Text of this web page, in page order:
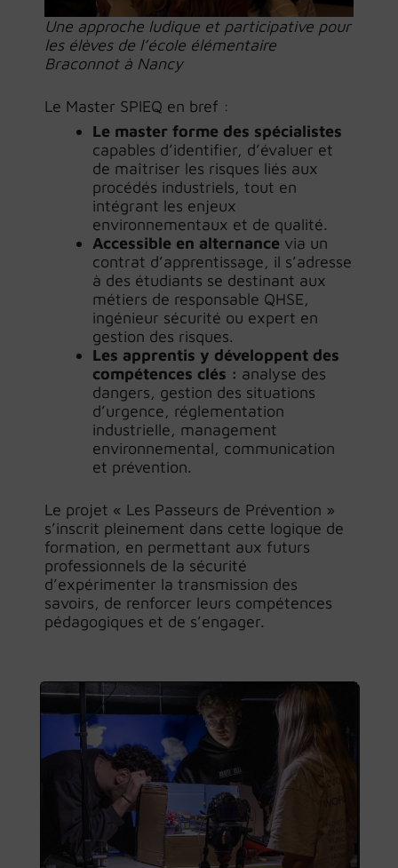
Une approche ludique et participative pour
les élèves de l’école élémentaire
Braconnot à Nancy
Le Master SPIEQ en bref :
Le master forme des spécialistes
capables d’identifier, d’évaluer et
de maîtriser les risques liés aux
procédés industriels, tout en
intégrant les enjeux
environnementaux et de qualité.
Accessible en alternance via un
contrat d’apprentissage, il s’adresse
à des étudiants se destinant aux
métiers de responsable QHSE,
ingénieur sécurité ou expert en
gestion des risques.
Les apprentis y développent des
compétences clés : analyse des
dangers, gestion des situations
d’urgence, réglementation
industrielle, management
environnemental, communication
et prévention.
Le projet « Les Passeurs de Prévention »
s’inscrit pleinement dans cette logique de
formation, en permettant aux futurs
professionnels de la sécurité
d’expérimenter la transmission des
savoirs, de renforcer leurs compétences
pédagogiques et de s’engager.